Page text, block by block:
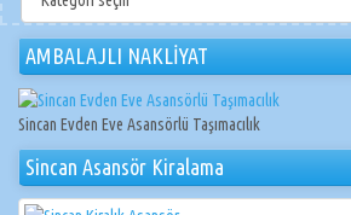
NAKLİYAT
AMBALAJLI NAKLİYAT
Sincan Evden Eve Asansörlü Taşımacılık
Sincan Asansör Kiralama